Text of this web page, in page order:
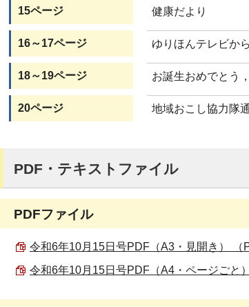
15ページ 健康だより
16～17ページ ゆりほんテレビか
18～19ページ お誕生おめでとう
20ページ 地域おこし協力隊
PDF・テキストファイル
PDFファイル
令和6年10月15日号PDF（A3・見開き） （
令和6年10月15日号PDF（A4・ページごと